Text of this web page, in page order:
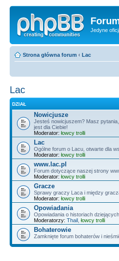
Jedyne
Strona główna forum ‹ Lac
Lac
DZIAŁ
Nowicjusze
Jesteś nowicjuszem? Masz
jest dla Ciebie!
Moderator: łowcy trolli
Lac
Ogólne forum o Lacu, otwarte dla
Moderator: łowcy trolli
www.lac.pl
Forum dotyczące naszej strony
Moderator: łowcy trolli
Gracze
Sprawy graczy Laca i między
Moderator: łowcy trolli
Opowiadania
Opowiadania o historiach
Moderatorzy: Thail łowcy trolli
Bohaterowie
Zamknięte forum bohaterów i